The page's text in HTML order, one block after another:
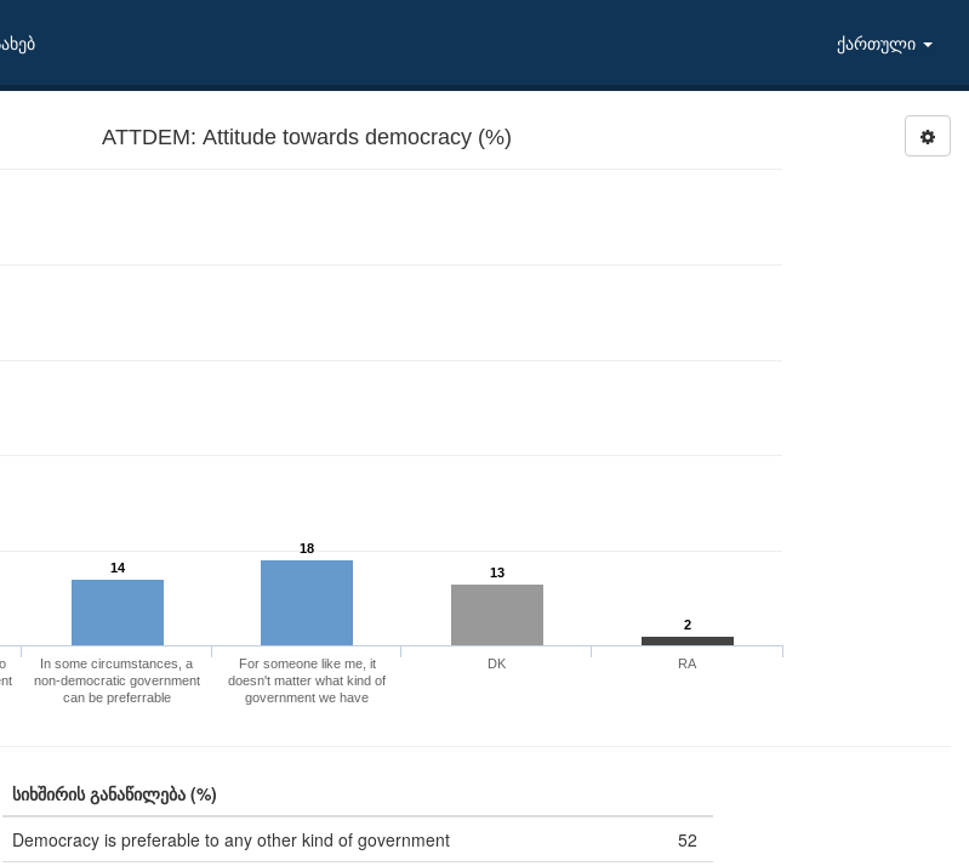
ქართული
ATTDEM: Attitude towards democracy (%)
14
18
13
2
In some circumstances, a
non-democratic government
can be preferrable
For someone like me, it
doesn't matter what kind of
government we have
DK RA
სიხშირის განაწილება (%)
Democracy is preferable to any other kind of government
52